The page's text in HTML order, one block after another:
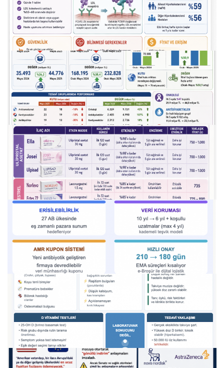
23.07.2026
abd'den haberler
17.07.2026
kolesterol tedavisinde yeni i̇laç
11.07.2026
türkiye'de i̇laç harcamaları rekor kırıyor
23.06.2026
acil doğum kontrolü: “ertesi gün hapı” .
ab i̇laç reformu